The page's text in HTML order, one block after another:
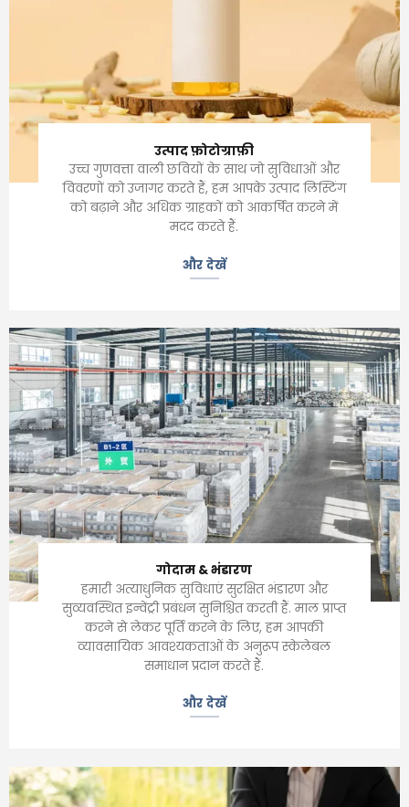
उत्पाद फ़ोटोग्राफ़ी
उच्च गुणवत्ता वाली छवियों के साथ जो सुविधाओं और
विवरणों को उजागर करते हैं, हम आपके उत्पाद लिस्टिंग
को बढ़ाने और अधिक ग्राहकों को आकर्षित करने में
मदद करते हैं.
और देखें
गोदाम & भंडारण
हमारी अत्याधुनिक सुविधाएं सुरक्षित भंडारण और
सुव्यवस्थित इन्वेंट्री प्रबंधन सुनिश्चित करती हैं. माल प्राप्त
करने से लेकर पूर्ति करने के लिए, हम आपकी
व्यावसायिक आवश्यकताओं के अनुरूप स्केलेबल
समाधान प्रदान करते हैं.
और देखें